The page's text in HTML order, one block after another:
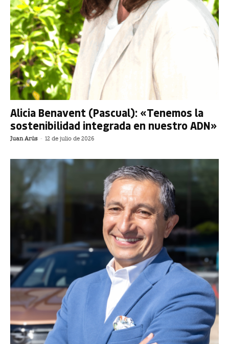
Alicia Benavent (Pascual): «Tenemos la
sostenibilidad integrada en nuestro ADN»
Juan Arús - 12 de julio de 2026